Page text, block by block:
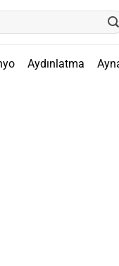
Aydınlatma